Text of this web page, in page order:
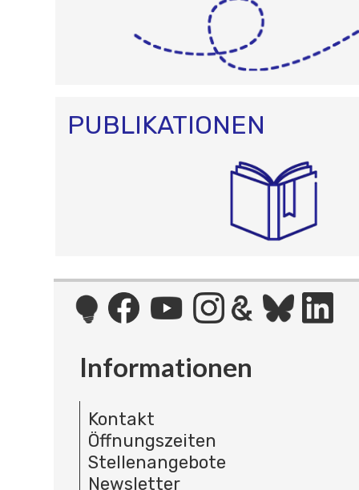
PUBLIKATIONEN
Informationen
Kontakt
Öffnungszeiten
Stellenangebote
Newsletter